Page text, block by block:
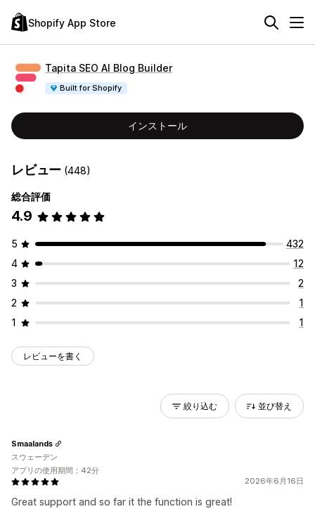
Shopify App Store
Tapita SEO AI Blog Builder
Built for Shopify
インストール
レビュー (448)
総合評価
4.9
5
432
4
12
3
2
2
1
1
1
レビューを書く
絞り込む 並び替え
2026年6月16日
Great support and so far it the function is great!
Smaalands
スウェーデン
アプリの使用期間：42分